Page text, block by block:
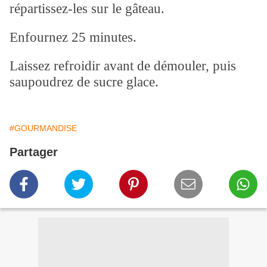
répartissez-les sur le gâteau.
Enfournez 25 minutes.
Laissez refroidir avant de démouler, puis
saupoudrez de sucre glace.
#GOURMANDISE
Partager